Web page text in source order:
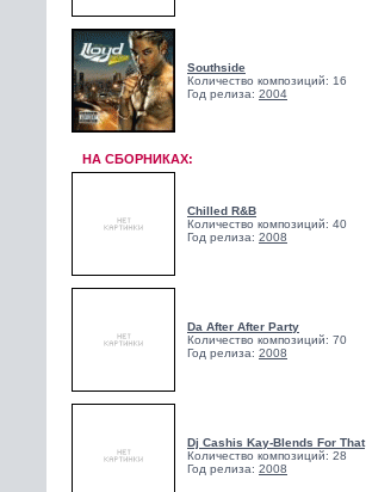
Southside
Количество композиций: 16
Год релиза: 2004
НА СБОРНИКАХ:
Chilled R&B
Количество композиций: 40
Год релиза: 2008
Da After After Party
Количество композиций: 70
Год релиза: 2008
Dj Cashis Kay-Blends For That
Количество композиций: 28
Год релиза: 2008